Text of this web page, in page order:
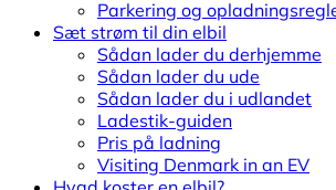
Parkering og
Sæt strøm til din elbil
Sådan lader du derhjemme
Sådan lader du ude
Sådan lader du i udlandet
Ladestik-guiden
Pris på ladning
Visiting Denmark in an EV